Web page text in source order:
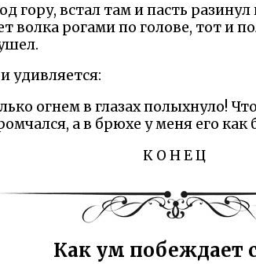
гору, встал там и пасть
волка рогами по голове, тот и
удивляется:
огнем в глазах полыхнуло!
а в брюхе у меня его как
К О Н Е Ц
Как ум побеждает